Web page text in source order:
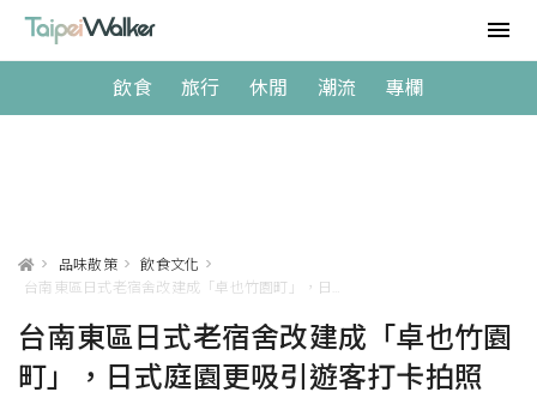
飲食 旅行 休閒 潮流 專欄
> 品味散策 > 飲食文化 >
台南東區日式老宿舍改建成「卓也竹園
町」，日式庭園更吸引遊客打卡拍照